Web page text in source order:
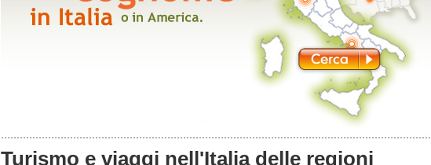
Turismo e viaggi nell'Italia delle regioni